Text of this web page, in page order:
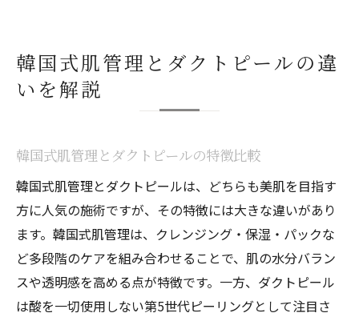
韓国式肌管理とダクトピールの違
いを解説
韓国式肌管理とダクトピールの特徴比較
韓国式肌管理とダクトピールは、どちらも美肌を目指す
方に人気の施術ですが、その特徴には大きな違いがあり
ます。韓国式肌管理は、クレンジング・保湿・パックな
ど多段階のケアを組み合わせることで、肌の水分バラン
スや透明感を高める点が特徴です。一方、ダクトピール
は酸を一切使用しない第5世代ピーリングとして注目さ